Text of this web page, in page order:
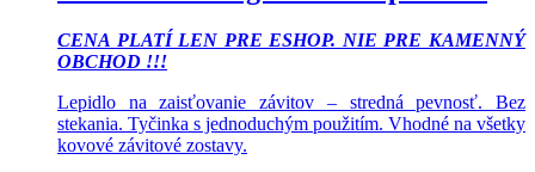
CENA PLATÍ LEN PRE ESHOP. NIE PRE KAMENNÝ
OBCHOD !!!
Lepidlo na zaisťovanie závitov – stredná pevnosť. Bez
stekania. Tyčinka s jednoduchým použitím. Vhodné na všetky
kovové závitové zostavy.